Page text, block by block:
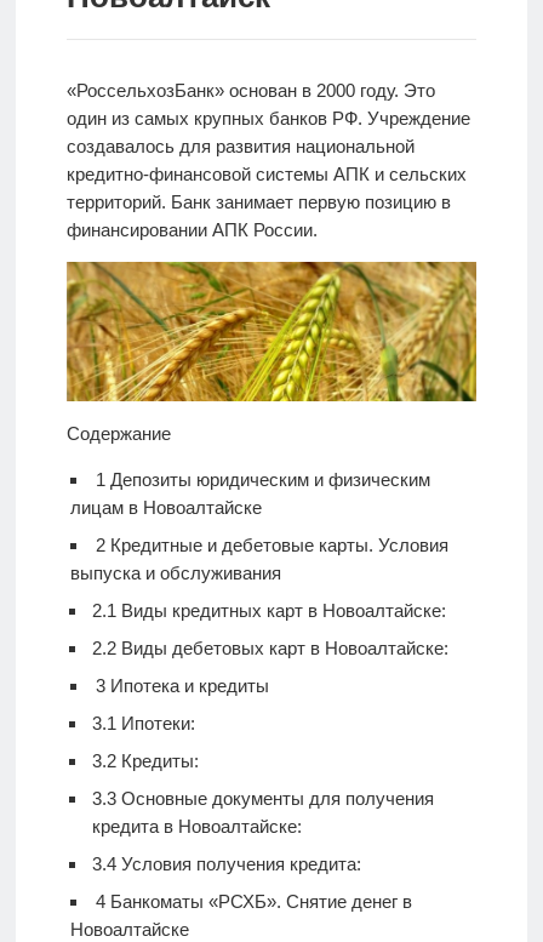
«РоссельхозБанк» основан в 2000 году. Это
один из самых крупных банков РФ. Учреждение
создавалось для развития национальной
кредитно-финансовой системы АПК и сельских
территорий. Банк занимает первую позицию в
финансировании АПК России.
Содержание
1 Депозиты юридическим и физическим
лицам в Новоалтайске
2Кредитные и дебетовые карты. Условия
выпуска и обслуживания
2.1 Виды кредитных карт в Новоалтайске:
2.2Виды дебетовых карт в Новоалтайске:
3Ипотека и кредиты
3.1 Ипотеки:
3.2Кредиты:
3.3Основные документы для получения
кредита в Новоалтайске:
3.4Условия получения кредита:
4Банкоматы «РСХБ». Снятие денег в
Новоалтайске